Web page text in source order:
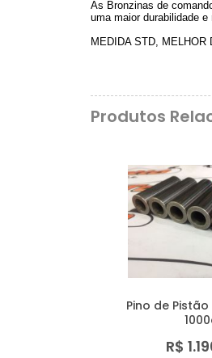
As Bronzinas de
uma maior durabilidade
MEDIDA STD, MELHOR
Produtos
Pino de
R$